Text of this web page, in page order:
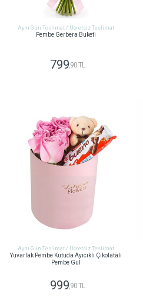
Aynı Gün Teslimat / Ücretsiz Teslimat
Pembe Gerbera Buketi
799,90 TL
Aynı Gün Teslimat / Ücretsiz Teslimat
Yuvarlak Pembe Kutuda Ayıcıklı Çikolatalı
Pembe Gül
999,90 TL